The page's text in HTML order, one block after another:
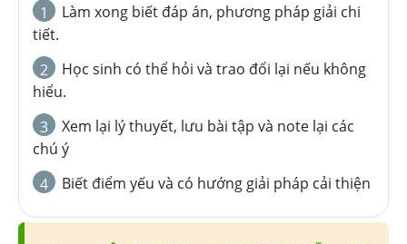
1
Làm xong biết đáp án, phương pháp giải chi
tiết.
2
Học sinh có thể hỏi và trao đổi lại nếu không
hiểu.
3
Xem lại lý thuyết, lưu bài tập và note lại các
chú ý
4
Biết điểm yếu và có hướng giải pháp cải thiện